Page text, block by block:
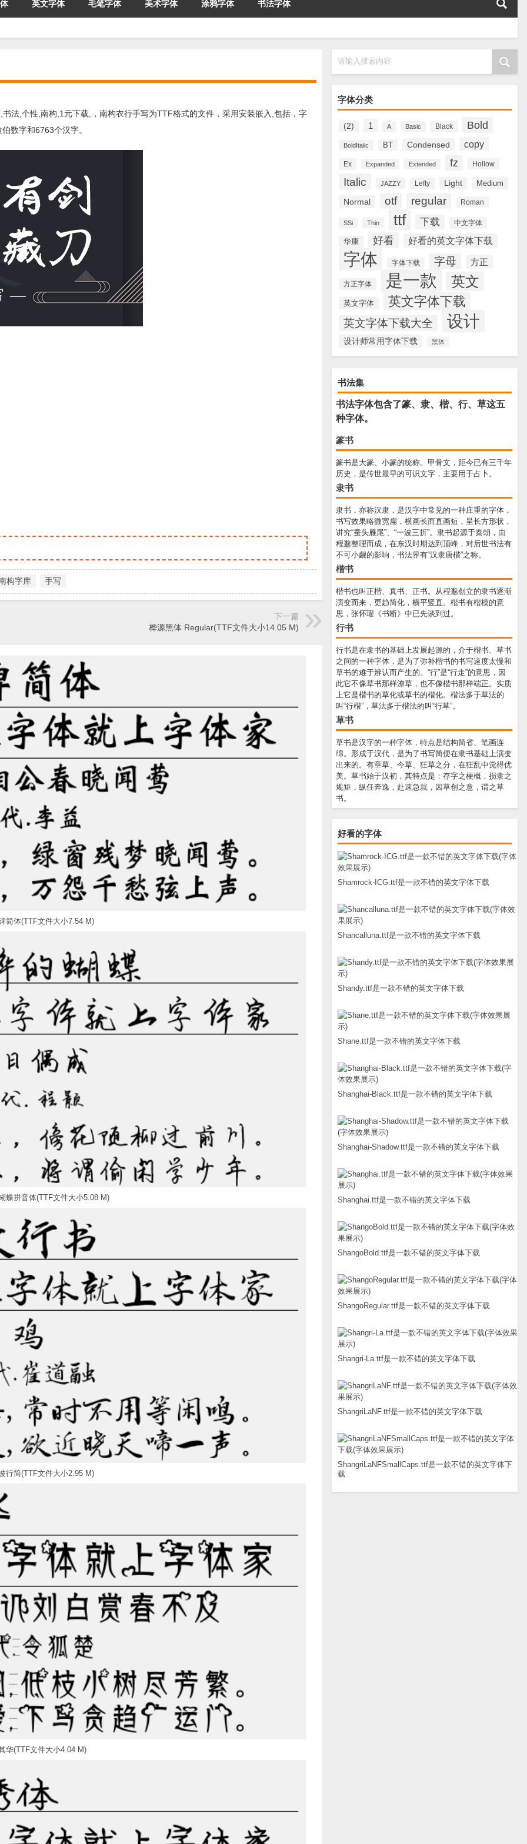
英文字体 毛笔字体 美术字体 涂鸦字体 书法字体
请输入搜索内容
字体分类
(2) 1 A Basic Black Bold
BoldItalic BT Condensed copy
Ex Expanded Extended fz Hollow
Italic JAZZY Lefty Light Medium
Normal otf regular Roman
SSi Thin ttf 下载 中文字体
华康 好看 好看的英文字体下载
字体 字体下载 字母 方正
方正字体 是一款 英文
英文字体 英文字体下载
英文字体下载大全 设计
设计师常用字体下载 黑体
书法集
书法字体包含了篆、隶、楷、行、草这五
种字体。
篆书
篆书是大篆、小篆的统称。甲骨文，距今已有三千年
历史，是传世最早的可识文字，主要用于占卜。
隶书
隶书，亦称汉隶，是汉字中常见的一种庄重的字体，
书写效果略微宽扁，横画长而直画短，呈长方形状，
讲究“蚕头雁尾”、“一波三折”。隶书起源于秦朝，由
程邈整理而成，在东汉时期达到顶峰，对后世书法有
不可小觑的影响，书法界有“汉隶唐楷”之称。
楷书
楷书也叫正楷、真书、正书。从程邈创立的隶书逐渐
演变而来，更趋简化，横平竖直。楷书有楷模的意
思，张怀瓘《书断》中已先谈到过。
行书
行书是在隶书的基础上发展起源的，介于楷书、草书
之间的一种字体，是为了弥补楷书的书写速度太慢和
草书的难于辨认而产生的。“行”是“行走”的意思，因
此它不像草书那样潦草，也不像楷书那样端正。实质
上它是楷书的草化或草书的楷化。楷法多于草法的
叫“行楷”，草法多于楷法的叫“行草”。
草书
草书是汉字的一种字体，特点是结构简省、笔画连
绵。形成于汉代，是为了书写简便在隶书基础上演变
出来的。有章草、今草、狂草之分，在狂乱中觉得优
美。草书始于汉初，其特点是：存字之梗概，损隶之
规矩，纵任奔逸，赴速急就，因草创之意，谓之草
书。
好看的字体
Shamrock-ICG.ttf是一款不错的英文字体下载
Shancalluna.ttf是一款不错的英文字体下载
Shandy.ttf是一款不错的英文字体下载
Shane.ttf是一款不错的英文字体下载
Shanghai-Black.ttf是一款不错的英文字体下载
Shanghai-Shadow.ttf是一款不错的英文字体下载
Shanghai.ttf是一款不错的英文字体下载
ShangoBold.ttf是一款不错的英文字体下载
ShangoRegular.ttf是一款不错的英文字体下载
Shangri-La.ttf是一款不错的英文字体下载
ShangriLaNF.ttf是一款不错的英文字体下载
ShangriLaNFSmallCaps.ttf是一款不错的英文字体下
载
法,个性,南构,1元下载,，南构衣行手写为TTF格式的文件，采用安装嵌入,包括，字
数字和6763个汉字。
构字库 手写
下一篇
桦源黑体 Regular(TTF文件大小14.05 M)
简体(TTF文件大小7.54 M)
蝶拼音体(TTF文件大小5.08 M)
行简(TTF文件大小2.95 M)
华(TTF文件大小4.04 M)